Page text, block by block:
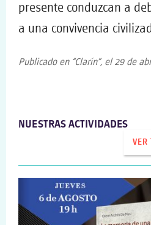
presente conduzcan a
a una convivencia
Publicado en “Clarín”, el 29 de
NUESTRAS ACTIVIDADES
VER